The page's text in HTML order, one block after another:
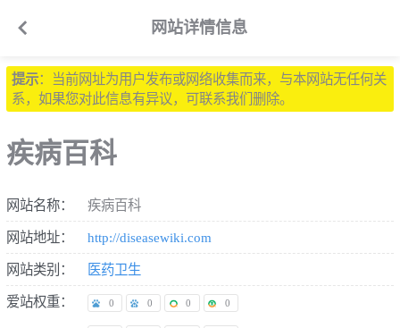
 网站详情信息
提示：当前网址为用户发布或网络收集而来，与本网站无任何关
系，如果您对此信息有异议，可联系我们删除。
疾病百科
网站名称： 疾病百科
网站地址： http://diseasewiki.com
网站类别： 医药卫生
爱站权重： 0 0 0 0